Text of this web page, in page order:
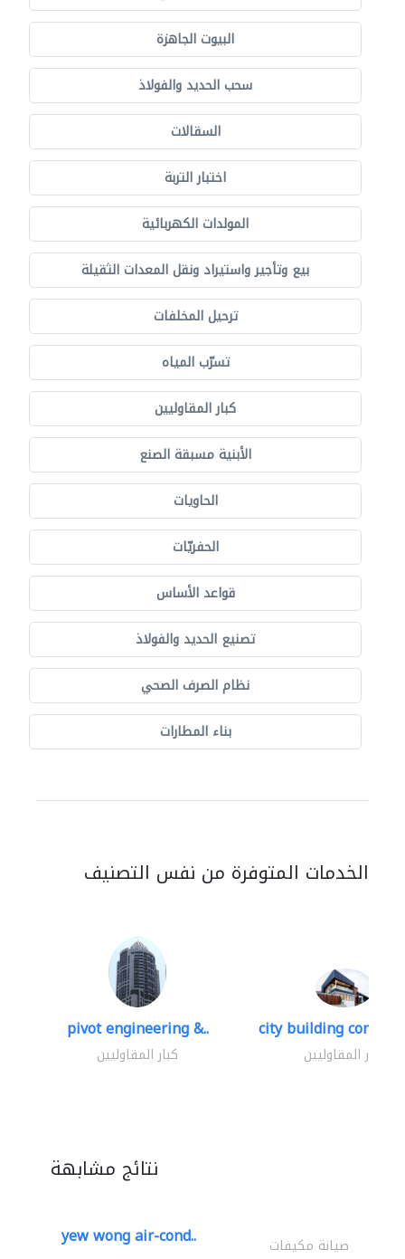
البيوت الجاهزة
سحب الحديد والفولاذ
السقالات
اختبار التربة
المولدات الكهربائية
بيع وتأجير واستيراد ونقل المعدات الثقيلة
ترحيل المخلفات
تسرّب المياه
كبار المقاوليين
الأبنية مسبقة الصنع
الحاويات
الحفريّات
قواعد الأساس
تصنيع الحديد والفولاذ
نظام الصرف الصحي
بناء المطارات
الخدمات المتوفرة من نفس التصنيف
pivot engineering &..
كبار المقاوليين
city building
كبار المقاوليين
نتائج مشابهة
yew wong air-cond.. صيانة مكيفات